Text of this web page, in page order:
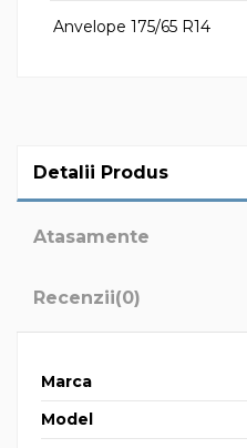
Anvelope 175/65 R14
Detalii Produs
Atasamente
Recenzii(0)
Marca
Model